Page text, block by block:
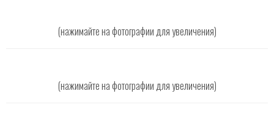
(нажимайте на фотографии для увеличения)
(нажимайте на фотографии для увеличения)